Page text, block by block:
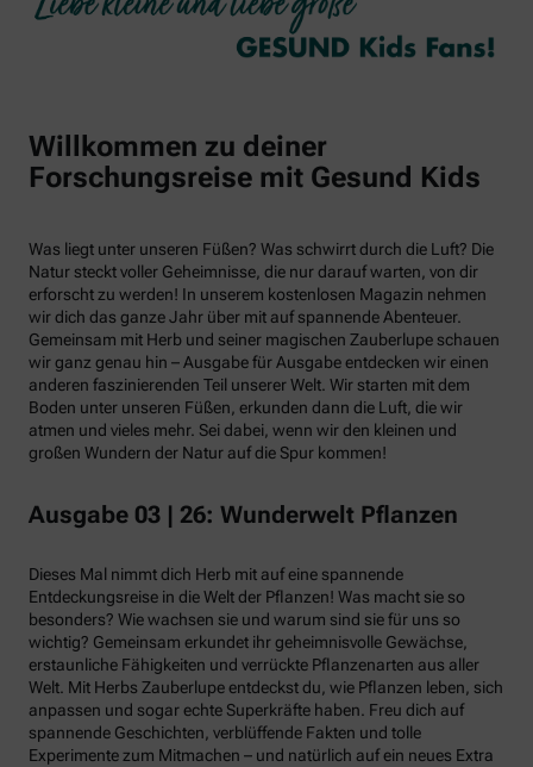
Willkommen zu deiner
Forschungsreise mit Gesund Kids
Was liegt unter unseren Füßen? Was schwirrt durch die Luft? Die
Natur steckt voller Geheimnisse, die nur darauf warten, von dir
erforscht zu werden! In unserem kostenlosen Magazin nehmen
wir dich das ganze Jahr über mit auf spannende Abenteuer.
Gemeinsam mit Herb und seiner magischen Zauberlupe schauen
wir ganz genau hin – Ausgabe für Ausgabe entdecken wir einen
anderen faszinierenden Teil unserer Welt. Wir starten mit dem
Boden unter unseren Füßen, erkunden dann die Luft, die wir
atmen und vieles mehr. Sei dabei, wenn wir den kleinen und
großen Wundern der Natur auf die Spur kommen!
Ausgabe 03 | 26: Wunderwelt Pflanzen
Dieses Mal nimmt dich Herb mit auf eine spannende
Entdeckungsreise in die Welt der Pflanzen! Was macht sie so
besonders? Wie wachsen sie und warum sind sie für uns so
wichtig? Gemeinsam erkundet ihr geheimnisvolle Gewächse,
erstaunliche Fähigkeiten und verrückte Pflanzenarten aus aller
Welt. Mit Herbs Zauberlupe entdeckst du, wie Pflanzen leben, sich
anpassen und sogar echte Superkräfte haben. Freu dich auf
spannende Geschichten, verblüffende Fakten und tolle
Experimente zum Mitmachen – und natürlich auf ein neues Extra